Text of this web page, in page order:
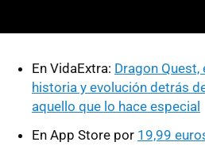
En VidaExtra: Dragon Quest,
historia y evolución detrás
aquello que lo hace especial
En App Store por 19,99